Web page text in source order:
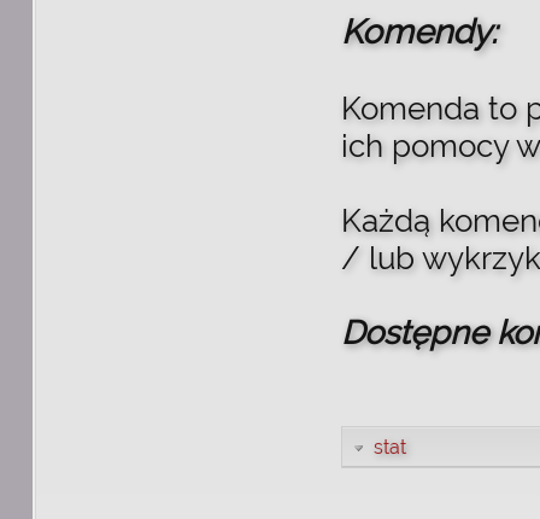
Komendy:
Komenda to
ich pomocy
Każdą
/ lub
Dostępne
stat